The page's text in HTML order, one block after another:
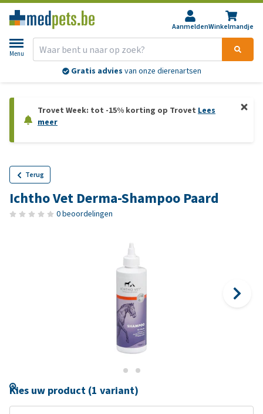
AanmeldenWinkelmandje
Menu
Gratis advies van onze dierenartsen
Trovet Week: tot -15% korting op Trovet Lees
meer
Terug
Ichtho Vet Derma-Shampoo Paard
0 beoordelingen
Kies uw product (1 variant)